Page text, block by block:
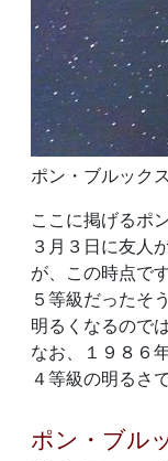
ポン・ブルック
ここに掲げるポ
３月３日に友人
が、この時点で
５等級だったそ
明るくなるので
なお、１９８６
４等級の明るさ
ポン・ブル